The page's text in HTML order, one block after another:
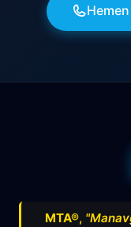
MTA®,